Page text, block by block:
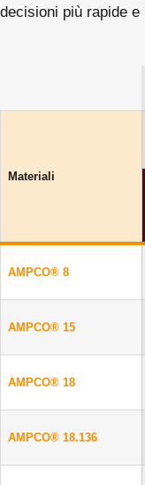
decisioni più rapide e
Materiali
AMPCO® 8
AMPCO® 15
AMPCO® 18
AMPCO® 18.136